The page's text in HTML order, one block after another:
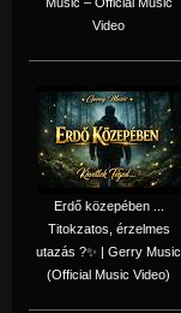
Video
Erdő közepében ...
Titokzatos, érzelmes
utazás ?✨ | Gerry Music
(Official Music Video)